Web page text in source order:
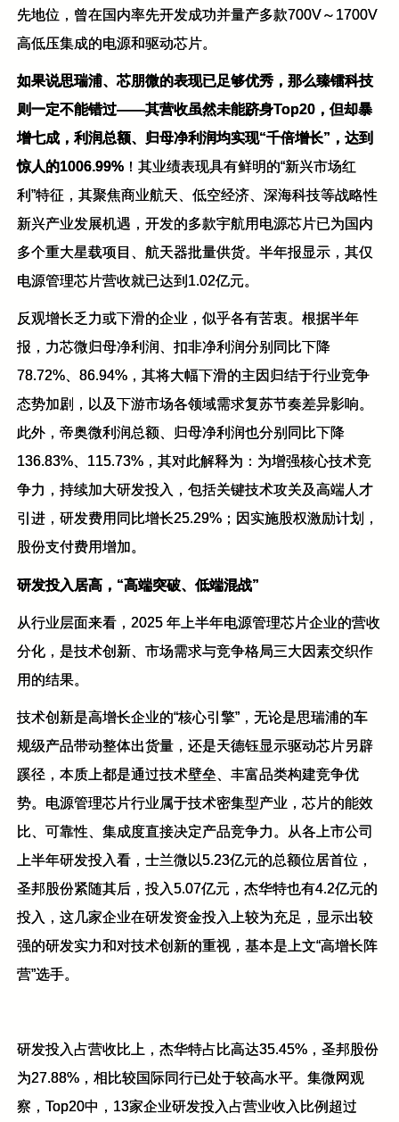
先地位，曾在国内率先开发成功并量产多款700V～1700V
高低压集成的电源和驱动芯片。
如果说思瑞浦、芯朋微的表现已足够优秀，那么臻镭科技
则一定不能错过——其营收虽然未能跻身Top20，但却暴
增七成，利润总额、归母净利润均实现“千倍增长”，达到
惊人的1006.99% ！其业绩表现具有鲜明的“新兴市场红
利”特征，其聚焦商业航天、低空经济、深海科技等战略性
新兴产业发展机遇，开发的多款宇航用电源芯片已为国内
多个重大星载项目、航天器批量供货。半年报显示，其仅
电源管理芯片营收就已达到1.02亿元。
反观增长乏力或下滑的企业，似乎各有苦衷。根据半年
报，力芯微归母净利润、扣非净利润分别同比下降
78.72%、86.94%，其将大幅下滑的主因归结于行业竞争
态势加剧，以及下游市场各领域需求复苏节奏差异影响。
此外，帝奥微利润总额、归母净利润也分别同比下降
136.83%、115.73%，其对此解释为：为增强核心技术竞
争力，持续加大研发投入，包括关键技术攻关及高端人才
引进，研发费用同比增长25.29%；因实施股权激励计划，
股份支付费用增加。
研发投入居高，“高端突破、低端混战”
从行业层面来看，2025 年上半年电源管理芯片企业的营收
分化，是技术创新、市场需求与竞争格局三大因素交织作
用的结果。
技术创新是高增长企业的“核心引擎”，无论是思瑞浦的车
规级产品带动整体出货量，还是天德钰显示驱动芯片另辟
蹊径，本质上都是通过技术壁垒、丰富品类构建竞争优
势。电源管理芯片行业属于技术密集型产业，芯片的能效
比、可靠性、集成度直接决定产品竞争力。从各上市公司
上半年研发投入看，士兰微以5.23亿元的总额位居首位，
圣邦股份紧随其后，投入5.07亿元，杰华特也有4.2亿元的
投入，这几家企业在研发资金投入上较为充足，显示出较
强的研发实力和对技术创新的重视，基本是上文“高增长阵
营”选手。
研发投入占营收比上，杰华特占比高达35.45%，圣邦股份
为27.88%，相比较国际同行已处于较高水平。集微网观
察，Top20中，13家企业研发投入占营业收入比例超过